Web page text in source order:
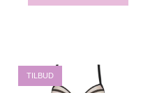
TILBUD